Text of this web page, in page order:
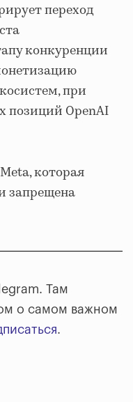
переход
конкуренции
при
позиций OpenAI
которая
запрещена
Там
о самом важном
.